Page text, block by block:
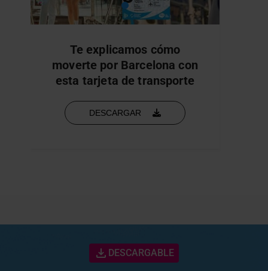
Te explicamos cómo
moverte por Barcelona con
esta tarjeta de transporte
DESCARGAR
DESCARGABLE